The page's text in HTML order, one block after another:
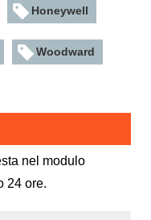
Honeywell
Woodward
nel modulo
24 ore.